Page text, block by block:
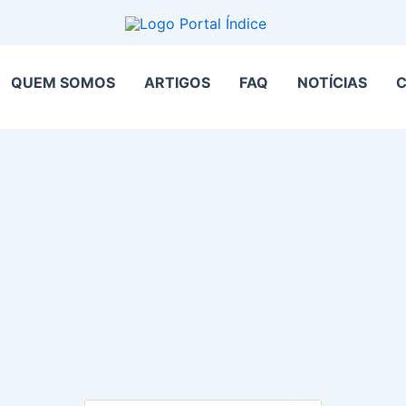
QUEM SOMOS ARTIGOS FAQ NOTÍCIAS